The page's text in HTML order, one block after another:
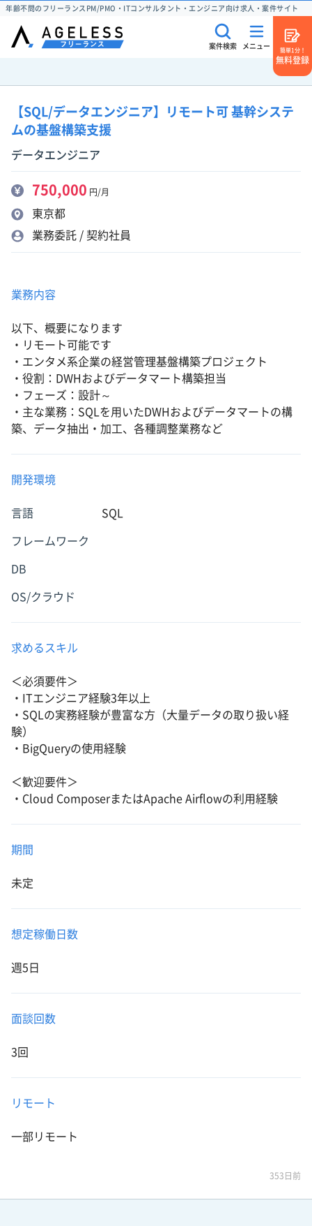
年齢不問のフリーランスPM/PMO・ITコンサルタント・エンジニア向け求人・案件サイト
案件検索 メニュー
簡単1分！
無料登録
【SQL/データエンジニア】リモート可 基幹システ
ムの基盤構築支援
データエンジニア
750,000 円/月
東京都
業務委託 / 契約社員
業務内容
以下、概要になります
・リモート可能です
・エンタメ系企業の経営管理基盤構築プロジェクト
・役割：DWHおよびデータマート構築担当
・フェーズ：設計～
・主な業務：SQLを用いたDWHおよびデータマートの構
築、データ抽出・加工、各種調整業務など
開発環境
言語 SQL
フレームワーク
DB
OS/クラウド
求めるスキル
＜必須要件＞
・ITエンジニア経験3年以上
・SQLの実務経験が豊富な方（大量データの取り扱い経
験）
・BigQueryの使用経験
＜歓迎要件＞
・Cloud ComposerまたはApache Airflowの利用経験
期間
未定
想定稼働日数
週5日
面談回数
3回
リモート
一部リモート
353日前